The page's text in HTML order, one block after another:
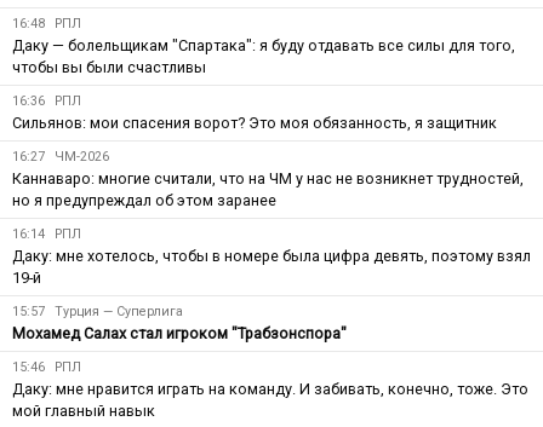
16:48 РПЛ
Даку — болельщикам "Спартака": я буду отдавать все силы для того,
чтобы вы были счастливы
16:36 РПЛ
Сильянов: мои спасения ворот? Это моя обязанность, я защитник
16:27 ЧМ-2026
Каннаваро: многие считали, что на ЧМ у нас не возникнет трудностей,
но я предупреждал об этом заранее
16:14 РПЛ
Даку: мне хотелось, чтобы в номере была цифра девять, поэтому взял
19-й
15:57 Турция — Суперлига
Мохамед Салах стал игроком "Трабзонспора"
15:46 РПЛ
Даку: мне нравится играть на команду. И забивать, конечно, тоже. Это
мой главный навык